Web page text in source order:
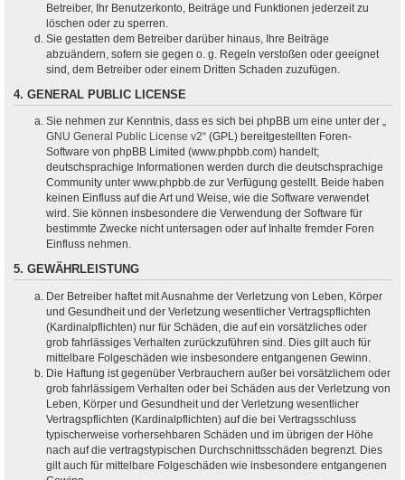
Betreiber, Ihr Benutzerkonto, Beiträge und Funktionen jederzeit zu
löschen oder zu sperren.
Sie gestatten dem Betreiber darüber hinaus, Ihre Beiträge
abzuändern, sofern sie gegen o. g. Regeln verstoßen oder geeignet
sind, dem Betreiber oder einem Dritten Schaden zuzufügen.
4. GENERAL PUBLIC LICENSE
Sie nehmen zur Kenntnis, dass es sich bei phpBB um eine unter der „
GNU General Public License v2“ (GPL) bereitgestellten Foren-
Software von phpBB Limited (www.phpbb.com) handelt;
deutschsprachige Informationen werden durch die deutschsprachige
Community unter www.phpbb.de zur Verfügung gestellt. Beide haben
keinen Einfluss auf die Art und Weise, wie die Software verwendet
wird. Sie können insbesondere die Verwendung der Software für
bestimmte Zwecke nicht untersagen oder auf Inhalte fremder Foren
Einfluss nehmen.
5. GEWÄHRLEISTUNG
Der Betreiber haftet mit Ausnahme der Verletzung von Leben, Körper
und Gesundheit und der Verletzung wesentlicher Vertragspflichten
(Kardinalpflichten) nur für Schäden, die auf ein vorsätzliches oder
grob fahrlässiges Verhalten zurückzuführen sind. Dies gilt auch für
mittelbare Folgeschäden wie insbesondere entgangenen Gewinn.
Die Haftung ist gegenüber Verbrauchern außer bei vorsätzlichem oder
grob fahrlässigem Verhalten oder bei Schäden aus der Verletzung von
Leben, Körper und Gesundheit und der Verletzung wesentlicher
Vertragspflichten (Kardinalpflichten) auf die bei Vertragsschluss
typischerweise vorhersehbaren Schäden und im übrigen der Höhe
nach auf die vertragstypischen Durchschnittsschäden begrenzt. Dies
gilt auch für mittelbare Folgeschäden wie insbesondere entgangenen